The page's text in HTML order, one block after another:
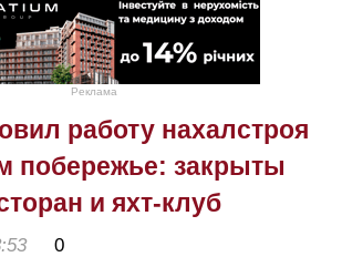
Реклама
работу нахалстроя
побережье: закрыты
и яхт-клуб
0